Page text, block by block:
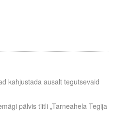
kahjustada ausalt tegutsevaid
pälvis tiitli „Tarneahela Tegija